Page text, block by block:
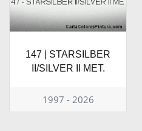
147 | STARSILBER
II/SILVER II MET.
1997 - 2026